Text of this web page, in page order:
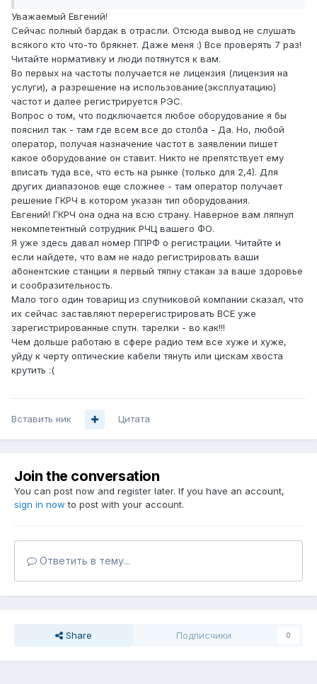
Уважаемый Евгений!
Сейчас полный бардак в отрасли. Отсюда вывод не слушать
всякого кто что-то брякнет. Даже меня :) Все проверять 7 раз!
Читайте нормативку и люди потянутся к вам.
Во первых на частоты получается не лицензия (лицензия на
услуги), а разрешение на использование(эксплуатацию)
частот и далее регистрируется РЭС.
Вопрос о том, что подключается любое оборудование я бы
пояснил так - там где всем все до столба - Да. Но, любой
оператор, получая назначение частот в заявлении пишет
какое оборудование он ставит. Никто не препятствует ему
вписать туда все, что есть на рынке (только для 2,4). Для
других диапазонов еще сложнее - там оператор получает
решение ГКРЧ в котором указан тип оборудования.
Евгений! ГКРЧ она одна на всю страну. Наверное вам ляпнул
некомпетентный сотрудник РЧЦ вашего ФО.
Я уже здесь давал номер ППРФ о регистрации. Читайте и
если найдете, что вам не надо регистрировать ваши
абонентские станции я первый тяпну стакан за ваше здоровье
и сообразительность.
Мало того один товарищ из спутниковой компании сказал, что
их сейчас заставляют перерегистрировать ВСЕ уже
зарегистрированные спутн. тарелки - во как!!!
Чем дольше работаю в сфере радио тем все хуже и хуже,
уйду к черту оптические кабели тянуть или цискам хвоста
крутить :(
Вставить ник Цитата
Join the conversation
You can post now and register later. If you have an account,
sign in now to post with your account.
Ответить в тему...
Share Подписчики 0